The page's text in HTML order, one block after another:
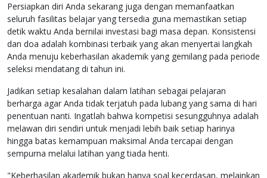
Persiapkan diri Anda sekarang juga dengan memanfaatkan
seluruh fasilitas belajar yang tersedia guna memastikan setiap
detik waktu Anda bernilai investasi bagi masa depan. Konsistensi
dan doa adalah kombinasi terbaik yang akan menyertai langkah
Anda menuju keberhasilan akademik yang gemilang pada periode
seleksi mendatang di tahun ini.
Jadikan setiap kesalahan dalam latihan sebagai pelajaran
berharga agar Anda tidak terjatuh pada lubang yang sama di hari
penentuan nanti. Ingatlah bahwa kompetisi sesungguhnya adalah
melawan diri sendiri untuk menjadi lebih baik setiap harinya
hingga batas kemampuan maksimal Anda tercapai dengan
sempurna melalui latihan yang tiada henti.
"Keberhasilan akademik bukan hanya soal kecerdasan, melainkan